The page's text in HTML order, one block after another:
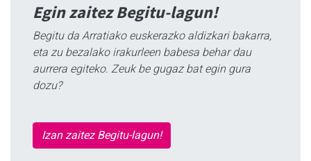
Egin zaitez Begitu-lagun!
Begitu da Arratiako euskerazko aldizkari bakarra,
eta zu bezalako irakurleen babesa behar dau
aurrera egiteko. Zeuk be gugaz bat egin gura
dozu?
Izan zaitez Begitu-lagun!